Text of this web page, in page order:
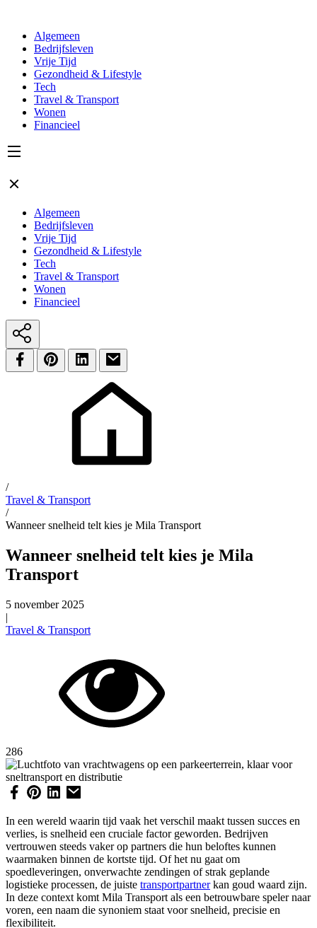
Algemeen
Bedrijfsleven
Vrije Tijd
Gezondheid & Lifestyle
Tech
Travel & Transport
Wonen
Financieel
Algemeen
Bedrijfsleven
Vrije Tijd
Gezondheid & Lifestyle
Tech
Travel & Transport
Wonen
Financieel
/
Travel & Transport
/
Wanneer snelheid telt kies je Mila Transport
Wanneer snelheid telt kies je Mila
Transport
5 november 2025
|
Travel & Transport
286
In een wereld waarin tijd vaak het verschil maakt tussen succes en
verlies, is snelheid een cruciale factor geworden. Bedrijven
vertrouwen steeds vaker op partners die hun beloftes kunnen
waarmaken binnen de kortste tijd. Of het nu gaat om
spoedleveringen, onverwachte zendingen of strak geplande
logistieke processen, de juiste transportpartnerkan goud waard zijn.
In deze context komt Mila Transport als een betrouwbare speler naar
voren, een naam die synoniem staat voor snelheid, precisie en
flexibiliteit.